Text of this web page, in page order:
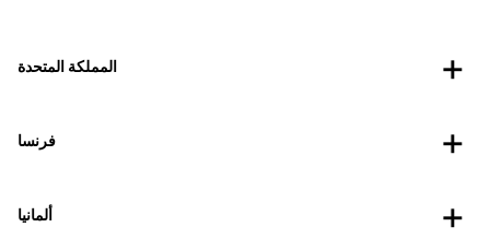
المملكة المتحدة
فرنسا
ألمانيا